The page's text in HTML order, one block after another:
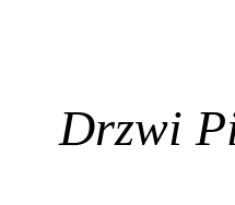
Drzwi